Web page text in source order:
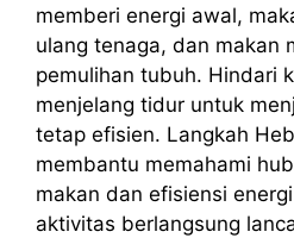
memberi energi awal,
ulang tenaga, dan makan
pemulihan tubuh. Hindari
menjelang tidur untuk
tetap efisien. Langkah
membantu memahami
makan dan efisiensi
aktivitas berlangsung